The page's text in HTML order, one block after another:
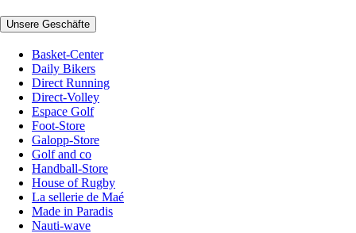
Unsere Geschäfte
Basket-Center
Daily Bikers
Direct Running
Direct-Volley
Espace Golf
Foot-Store
Galopp-Store
Golf and co
Handball-Store
House of Rugby
La sellerie de Maé
Made in Paradis
Nauti-wave